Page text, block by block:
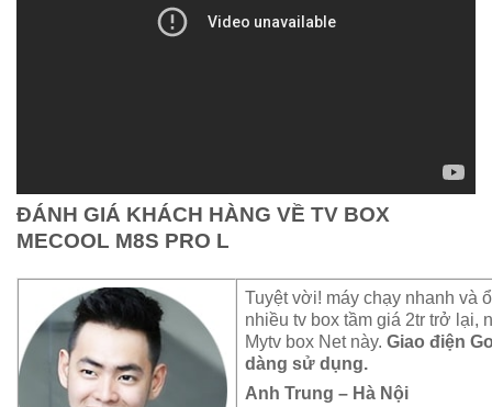
ĐÁNH GIÁ KHÁCH HÀNG VỀ TV BOX
MECOOL M8S PRO L
Tuyệt vời! máy chạy nhanh và
nhiều tv box tầm giá 2tr trở lại,
Mytv box Net này.Giao điện
dàng sử dụng.
Anh Trung – Hà Nội